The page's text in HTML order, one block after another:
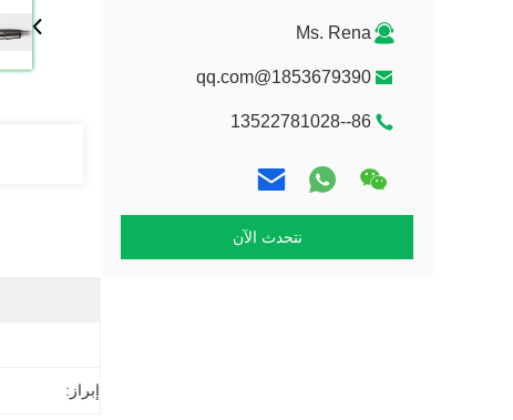
Ms. Rena
1853679390@qq.com
86--13522781028
نتحدث الآن
إبراز: